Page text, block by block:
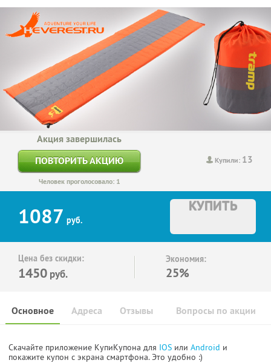
Купили: 13
Акция завершилась
ПОВТОРИТЬ АКЦИЮ
Человек проголосовало: 1
1087 руб.
КУПИТЬ
Цена без скидки:
1450 руб.
Экономия:
25%
Основное Отзывы Вопросы по акции
Адреса
Скачайте приложение КупиКупона для IOS или Android и
покажите купон с экрана смартфона. Это удобно :)